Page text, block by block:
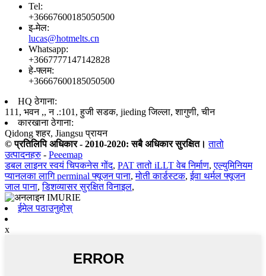
Tel:
+36667600185050500
इ-मेल:
lucas@hotmelts.cn
Whatsapp:
+3667777147142828
हे-फ्लम:
+36667600185050500
HQ ठेगाना:
111, भवन ,, न .:101, हुजी सडक, jieding जिल्ला, शागुणी, चीन
कारखाना ठेगाना:
Qidong शहर, Jiangsu प्रायन
© प्रतिलिपि अधिकार - 2010-2020: सबै अधिकार सुरक्षित। तातो
उत्पादनहरु- Peeemap
डबल लाइनर स्वयं चिपकनेस गोंद, PAT तातो iLLT वेब निर्माण,एल्युमिनियम
प्यानलका लागि perminal फ्यूजन पाना,मोती कार्डस्टक,ईवा थर्मल फ्यूजन
जाल पाना,डिशव्यासर सुरक्षित विनाइल,
ईमेल पठाउनुहोस्
x